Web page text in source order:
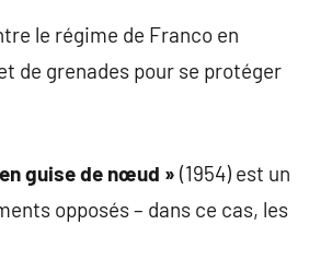
le régime de Franco en
de grenades pour se protéger
guise de nœud » (1954) est un
opposés – dans ce cas, les